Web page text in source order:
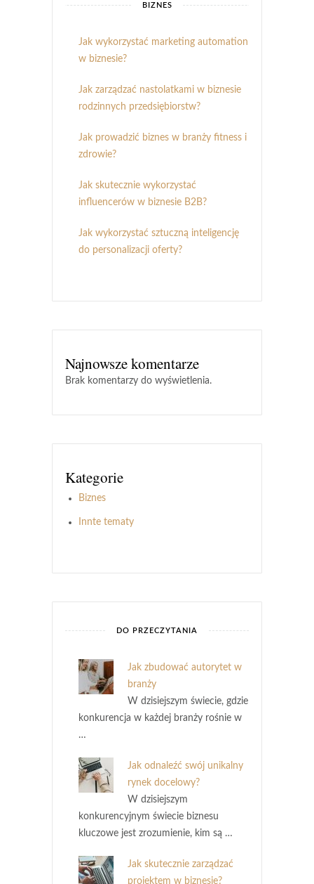
BIZNES
Jak wykorzystać marketing automation
w biznesie?
Jak zarządzać nastolatkami w biznesie
rodzinnych przedsiębiorstw?
Jak prowadzić biznes w branży fitness i
zdrowie?
Jak skutecznie wykorzystać
influencerów w biznesie B2B?
Jak wykorzystać sztuczną inteligencję
do personalizacji oferty?
Najnowsze komentarze
Brak komentarzy do wyświetlenia.
Kategorie
Biznes
Innte tematy
DO PRZECZYTANIA
Jak zbudować autorytet w
branży
W dzisiejszym świecie, gdzie
konkurencja w każdej branży rośnie w
…
Jak odnaleźć swój unikalny
rynek docelowy?
W dzisiejszym
konkurencyjnym świecie biznesu
kluczowe jest zrozumienie, kim są …
Jak skutecznie zarządzać
projektem w biznesie?